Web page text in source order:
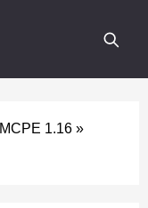
MCPE 1.16 »